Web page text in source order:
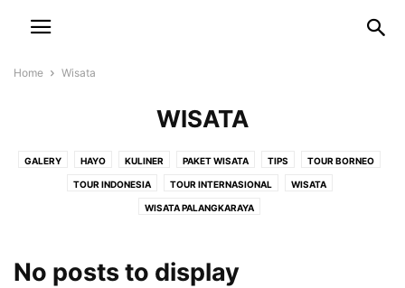
Home Wisata
WISATA
GALERY HAYO KULINER PAKET WISATA TIPS TOUR BORNEO
TOUR INDONESIA TOUR INTERNASIONAL WISATA
WISATA PALANGKARAYA
No posts to display